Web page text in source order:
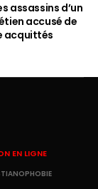
assassins d’un
accusé de
acquittés
EN LIGNE